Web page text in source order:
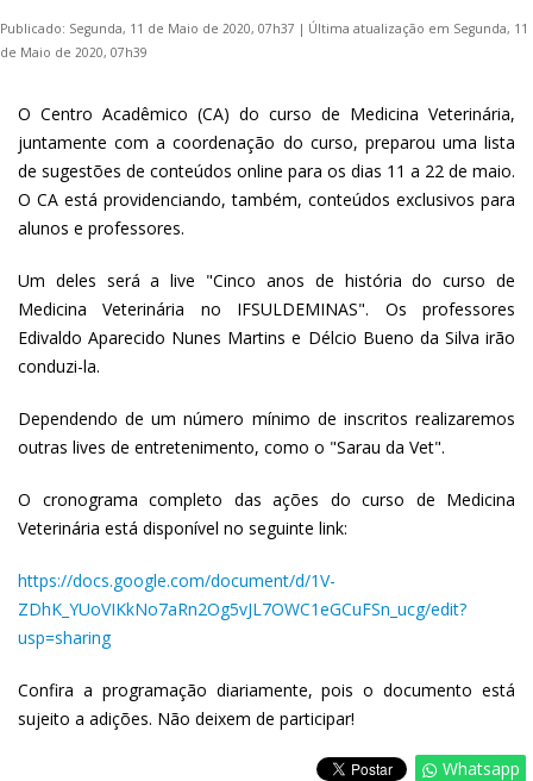
Publicado: Segunda, 11 de Maio de 2020, 07h37 | Última atualização em Segunda, 11
de Maio de 2020, 07h39
O Centro Acadêmico (CA) do curso de Medicina Veterinária,
juntamente com a coordenação do curso, preparou uma lista
de sugestões de conteúdos online para os dias 11 a 22 de maio.
O CA está providenciando, também, conteúdos exclusivos para
alunos e professores.
Um deles será a live "Cinco anos de história do curso de
Medicina Veterinária no IFSULDEMINAS". Os professores
Edivaldo Aparecido Nunes Martins e Délcio Bueno da Silva irão
conduzi-la.
Dependendo de um número mínimo de inscritos realizaremos
outras lives de entretenimento, como o "Sarau da Vet".
O cronograma completo das ações do curso de Medicina
Veterinária está disponível no seguinte link:
https://docs.google.com/document/d/1V-
ZDhK_YUoVIKkNo7aRn2Og5vJL7OWC1eGCuFSn_ucg/edit?
usp=sharing
Confira a programação diariamente, pois o documento está
sujeito a adições. Não deixem de participar!
Whatsapp